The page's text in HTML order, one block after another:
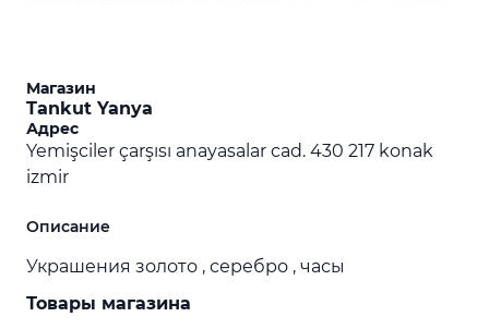
Магазин
Tankut Yanya
Адрес
Yemişciler çarşısı anayasalar cad. 430 217 konak
izmir
Описание
Украшения золото , серебро , часы
Товары магазина